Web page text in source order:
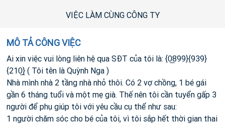
VIỆC LÀM CÙNG CÔNG TY
MÔ TẢ CÔNG VIỆC
Ai xin việc vui lòng liên hệ qua SĐT của tôi là: {0̲899}{939}
{210̲} ( Tôi tên là Quỳnh Nga )
Nhà mình nhà 2 tầng nhà nhỏ thôi. Có 2 vợ chồng, 1 bé gái
gần 6 tháng tuổi và một mẹ già. Thế nên tôi cần tuyển gấp 3
người để phụ giúp tôi với yêu cầu cụ thể như sau:
1 người chăm sóc cho bé của tôi, vì tôi sắp hết thời gian thai